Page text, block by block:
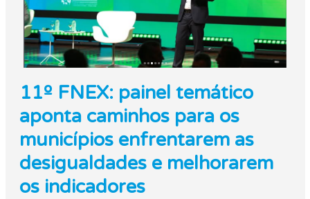
11º FNEX: painel temático
aponta caminhos para os
municípios enfrentarem as
desigualdades e melhorarem
os indicadores